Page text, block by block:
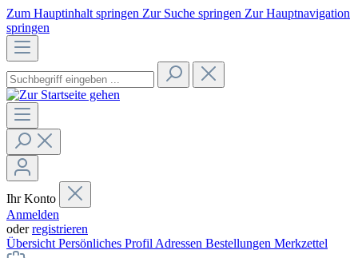
Zum Hauptinhalt springen Zur Suche springen Zur Hauptnavigation
springen
Ihr Konto
Anmelden
oderregistrieren
Übersicht Persönliches Profil Adressen Bestellungen Merkzettel